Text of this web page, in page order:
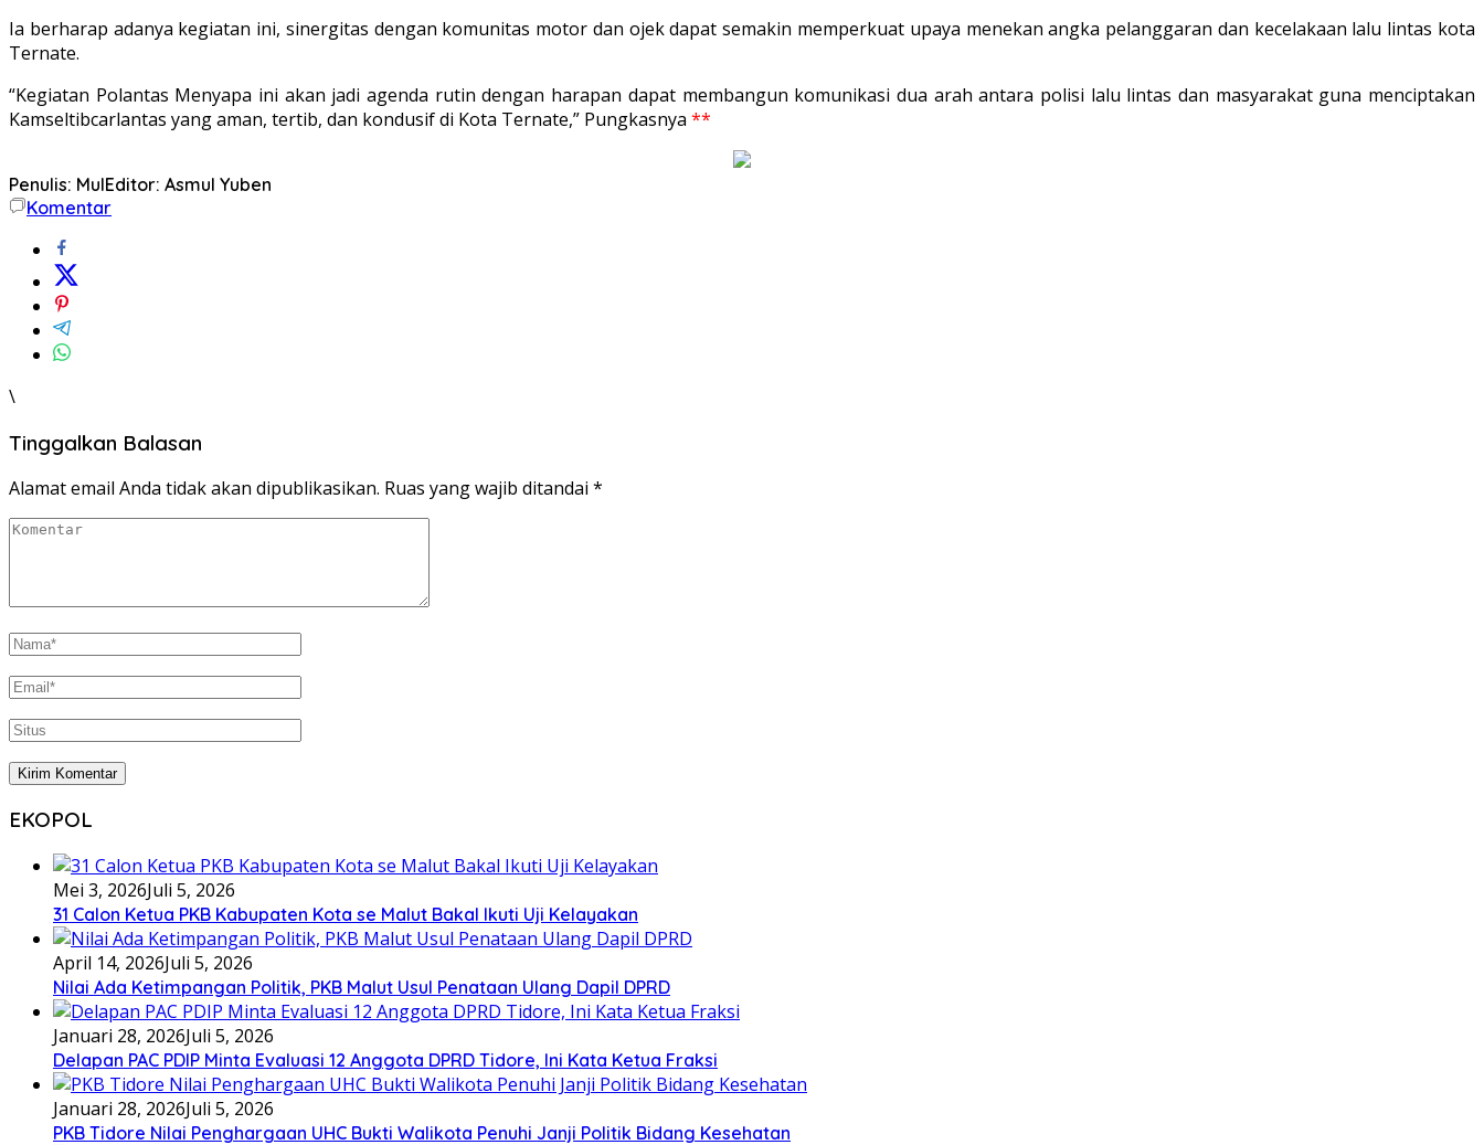
Ia berharap adanya kegiatan ini, sinergitas dengan komunitas motor dan ojek dapat semakin memperkuat upaya menekan angka pelanggaran dan kecelakaan lalu lintas kota
Ternate.
“Kegiatan Polantas Menyapa ini akan jadi agenda rutin dengan harapan dapat membangun komunikasi dua arah antara polisi lalu lintas dan masyarakat guna menciptakan
Kamseltibcarlantas yang aman, tertib, dan kondusif di Kota Ternate,” Pungkasnya **
Penulis: MulEditor: Asmul Yuben
Komentar
\
Tinggalkan Balasan
Alamat email Anda tidak akan dipublikasikan. Ruas yang wajib ditandai *
EKOPOL
Mei 3, 2026Juli 5, 2026
31 Calon Ketua PKB Kabupaten Kota se Malut Bakal Ikuti Uji Kelayakan
April 14, 2026Juli 5, 2026
Nilai Ada Ketimpangan Politik, PKB Malut Usul Penataan Ulang Dapil DPRD
Januari 28, 2026Juli 5, 2026
Delapan PAC PDIP Minta Evaluasi 12 Anggota DPRD Tidore, Ini Kata Ketua Fraksi
Januari 28, 2026Juli 5, 2026
PKB Tidore Nilai Penghargaan UHC Bukti Walikota Penuhi Janji Politik Bidang Kesehatan